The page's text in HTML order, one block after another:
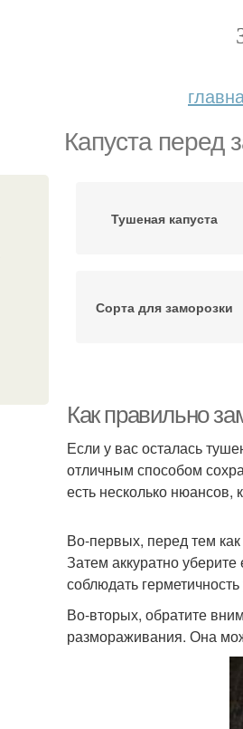
Капуста перед
Тушеная капуста
Сорта для заморозки
приготовлением
Простая заморозка
Капусты перед
приготовлением
Капуста для голубцов
Как правильно
Если у вас осталась
отличным способом
есть несколько нюансов,
Во-первых, перед тем
Затем аккуратно
соблюдать
Во-вторых, обратите
размораживания. Она